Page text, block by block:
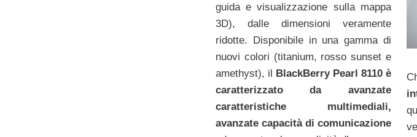
guida e visualizzazione sulla mappa
3D), dalle dimensioni veramente
ridotte. Disponibile in una gamma di
nuovi colori (titanium, rosso sunset e
amethyst), il BlackBerry Pearl 8110 è
caratterizzato da avanzate
caratteristiche multimediali,
avanzate capacità di comunicazione